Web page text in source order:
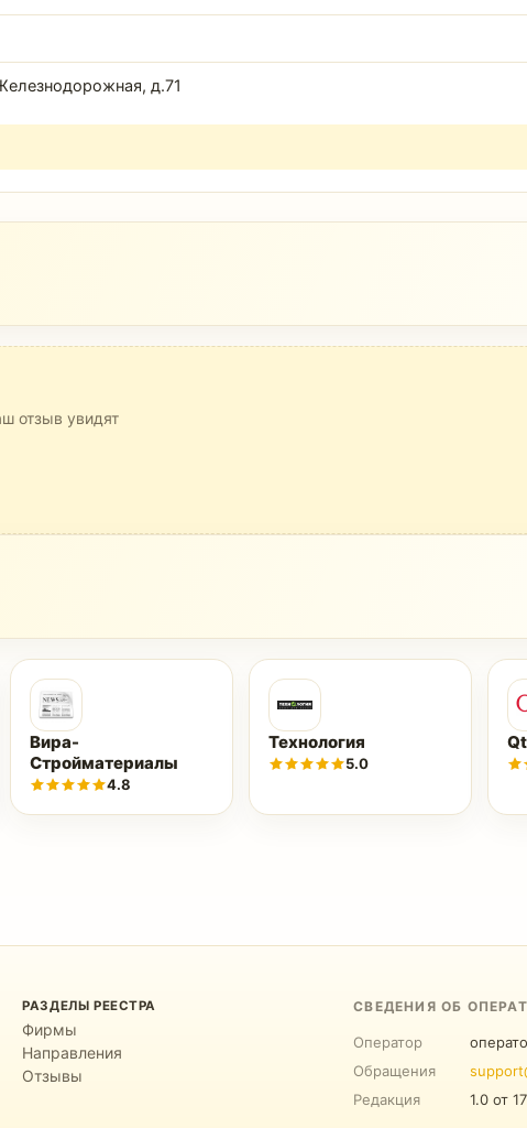
д.71
отзыв увидят
Вира-
Стройматериалы
4.8
Технология
5.0
РАЗДЕЛЫ РЕЕСТРА
Фирмы
Направления
Отзывы
СВЕДЕНИЯ ОБ
Оператор
Обращения
Редакция
1.0 от